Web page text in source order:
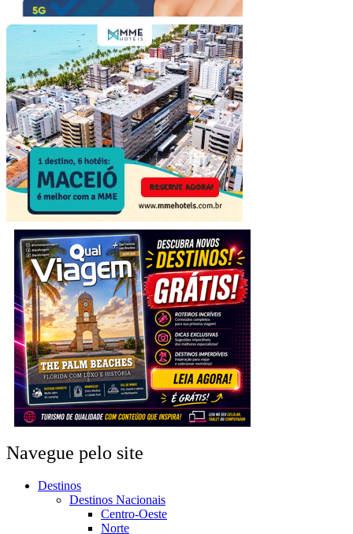
Navegue pelo site
Destinos
Destinos Nacionais
Centro-Oeste
Norte